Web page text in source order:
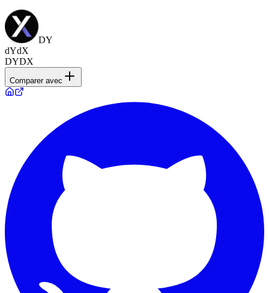
DY
dYdX
DYDX
Comparer avec